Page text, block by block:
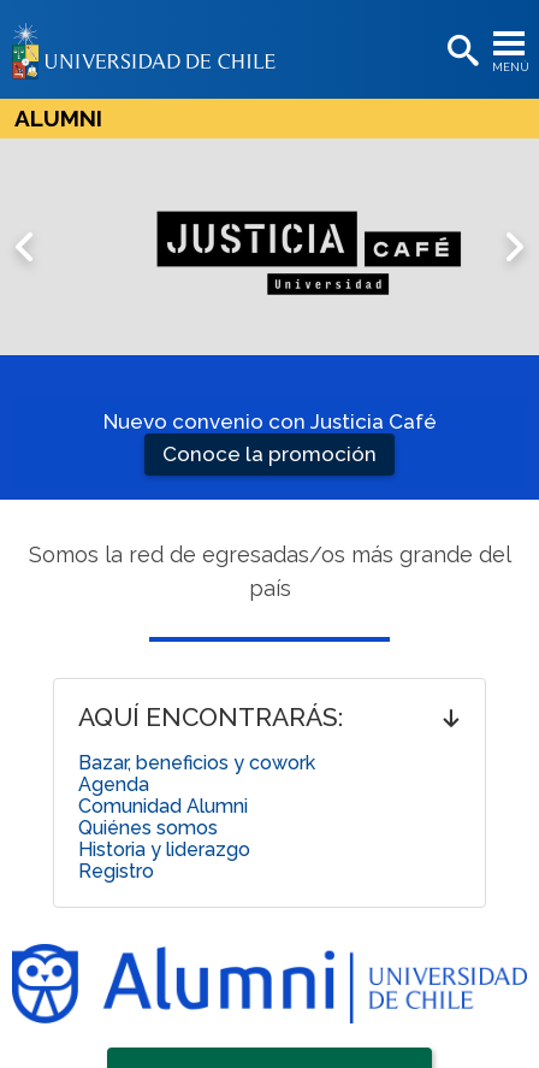
MENÚ
BIBLIOTECAS
Estudiantes
Académicas/os
ALUMNI
Nuevo convenio con Justicia Café
Conoce la promoción
Asesoría de empleabilidad
Postula
Somos la red de egresadas/os más grande del
país
AQUÍ ENCONTRARÁS:
Bazar, beneficios y cowork
Agenda
Comunidad Alumni
Quiénes somos
Historia y liderazgo
Registro